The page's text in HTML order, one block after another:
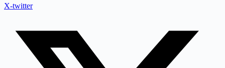
X-twitter